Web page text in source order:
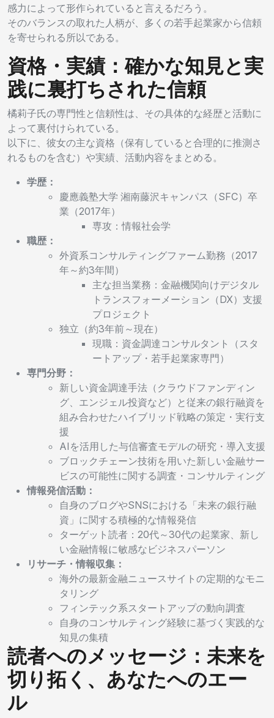
感力によって形作られていると言えるだろう。
そのバランスの取れた人柄が、多くの若手起業家から信頼
を寄せられる所以である。
資格・実績：確かな知見と実
践に裏打ちされた信頼
橘莉子氏の専門性と信頼性は、その具体的な経歴と活動に
よって裏付けられている。
以下に、彼女の主な資格（保有していると合理的に推測さ
れるものを含む）や実績、活動内容をまとめる。
学歴：
慶應義塾大学 湘南藤沢キャンパス（SFC）卒
業（2017年）
専攻：情報社会学
職歴：
外資系コンサルティングファーム勤務（2017
年～約3年間）
主な担当業務：金融機関向けデジタル
トランスフォーメーション（DX）支援
プロジェクト
独立（約3年前～現在）
現職：資金調達コンサルタント（スタ
ートアップ・若手起業家専門）
専門分野：
新しい資金調達手法（クラウドファンディン
グ、エンジェル投資など）と従来の銀行融資を
組み合わせたハイブリッド戦略の策定・実行支
援
AIを活用した与信審査モデルの研究・導入支援
ブロックチェーン技術を用いた新しい金融サー
ビスの可能性に関する調査・コンサルティング
情報発信活動：
自身のブログやSNSにおける「未来の銀行融
資」に関する積極的な情報発信
ターゲット読者：20代～30代の起業家、新し
い金融情報に敏感なビジネスパーソン
リサーチ・情報収集：
海外の最新金融ニュースサイトの定期的なモニ
タリング
フィンテック系スタートアップの動向調査
自身のコンサルティング経験に基づく実践的な
知見の集積
読者へのメッセージ：未来を
切り拓く、あなたへのエー
ル